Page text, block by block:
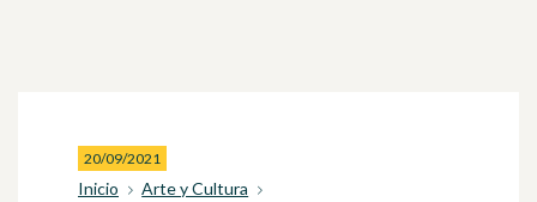
20/09/2021
Inicio
Arte y Cultura